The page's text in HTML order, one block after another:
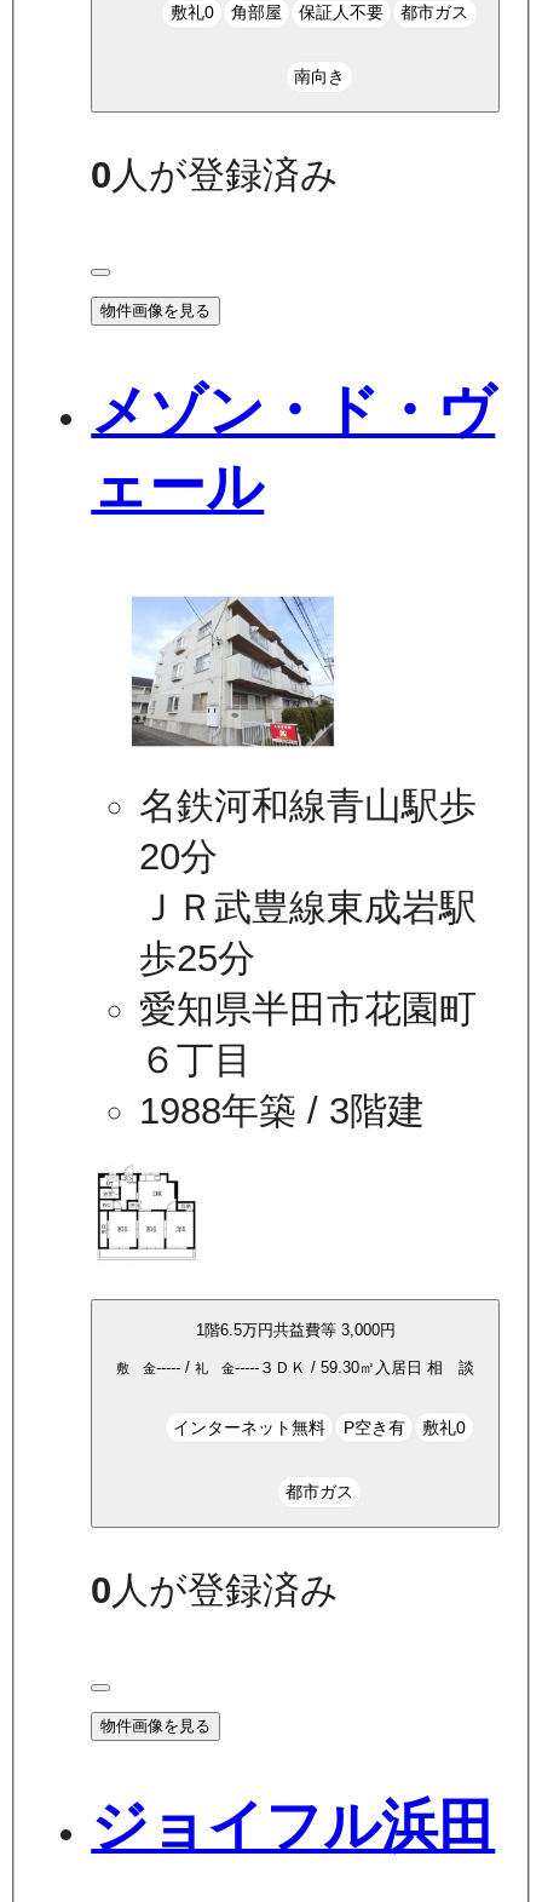
敷礼0 角部屋 保証人不要 都市ガス
南向き
0人が登録済み
物件画像を見る
メゾン・ド・ヴ
ェール
名鉄河和線青山駅歩
20分
ＪＲ武豊線東成岩駅
歩25分
愛知県半田市花園町
６丁目
1988年築 / 3階建
1 階6.5万円共益費等 3,000円
敷 金----- / 礼 金----- ３ＤＫ / 59.30㎡ 入居日 相 談
インターネット無料 P空き有 敷礼0
都市ガス
0 人が登録済み
物件画像を見る
ジョイフル浜田